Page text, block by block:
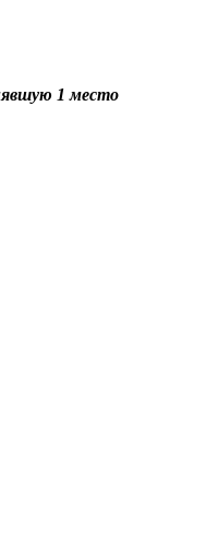
1 место